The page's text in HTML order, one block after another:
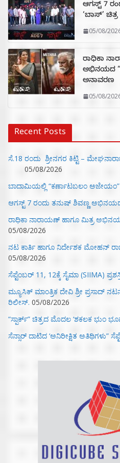
ಆಗಸ್ಟ್ 7
‘ಬಾಸ್’
05/08/
ರಾಧಿಕಾ
ಅಭಿನಯದ
ಅನಾವರಣ
05/08/
Recent Posts
ಸೆ.18 ರಂದು ಶ್ರೀನಗರ ಕಿಟ್ಟಿ –
05/08/2026
ಬಾದಾಮಿಯಲ್ಲಿ “ಕರ್ಣಾಟಬಲಂ ಅಜೇಯಂ”
ಆಗಸ್ಟ್ 7 ರಂದು ತನುಷ್ ಶಿವಣ್ಣ ಅಭಿನಯದ
ರಾಧಿಕಾ ನಾರಾಯಣ್ ಹಾಗೂ ಮಿತ್ರ
05/08/2026
ನಟ ಕಾರ್ತಿ ಹಾಗೂ ನಿರ್ದೇಶಕ
05/08/2026
ಸೆಪ್ಟೆಂಬರ್ 11, 12ಕ್ಕೆ ಸೈಮಾ (SIIMA)
ಮ್ಯೂಸಿಕ್‌ ಮಾಂತ್ರಿಕ ದೇವಿ ಶ್ರೀ ಪ್ರಸಾದ್
ರಿಲೀಸ್. 05/08/2026
“ಸ್ಪಾರ್ಕ್” ಚಿತ್ರದ ಮೊದಲ‌ ‘ಶಕಲಕ ಭುಂ‌
ಸೆನ್ಸಾರ್ ದಾಟಿದ ‘ಅನಿರೀಕ್ಷಿತ ಅತಿಥಿಗಳು”